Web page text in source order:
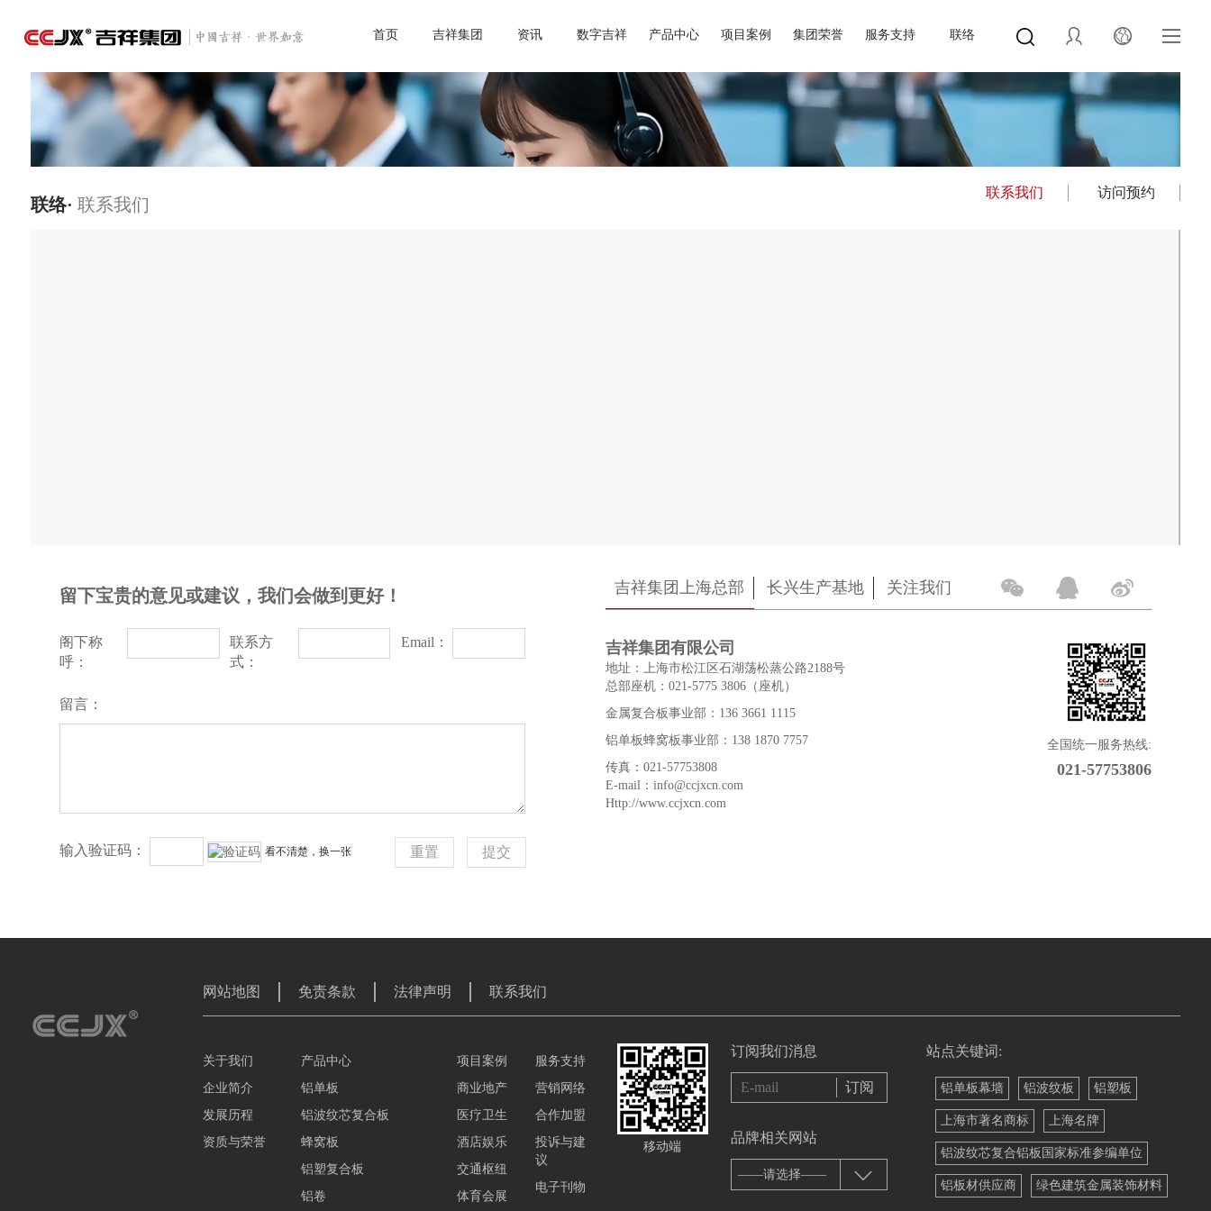
首页 吉祥集团 资讯 数字吉祥 产品中心 项目案例 集团荣誉 服务支持 联络
联络· 联系我们
联系我们 访问预约
留下宝贵的意见或建议，我们会做到更好！
阁下称
呼：
联系方
式：
Email：
留言：
输入验证码： 看不清楚，换一张 重置 提交
吉祥集团上海总部 长兴生产基地 关注我们
吉祥集团有限公司
地址：上海市松江区石湖荡松蒸公路2188号
总部座机：021-5775 3806（座机）
金属复合板事业部：136 3661 1115
铝单板蜂窝板事业部：138 1870 7757
传真：021-57753808
E-mail：info@ccjxcn.com
Http://www.ccjxcn.com
全国统一服务热线:
021-57753806
网站地图 免责条款 法律声明 联系我们
关于我们
企业简介
发展历程
资质与荣誉
产品中心
铝单板
铝波纹芯复合板
蜂窝板
铝塑复合板
铝卷
项目案例
商业地产
医疗卫生
酒店娱乐
交通枢纽
体育会展
服务支持
营销网络
合作加盟
投诉与建
议
电子刊物
移动端
订阅我们消息
品牌相关网站
——请选择——
站点关键词:
铝单板幕墙 铝波纹板 铝塑板
上海市著名商标 上海名牌
铝波纹芯复合铝板国家标准参编单位
铝板材供应商 绿色建筑金属装饰材料